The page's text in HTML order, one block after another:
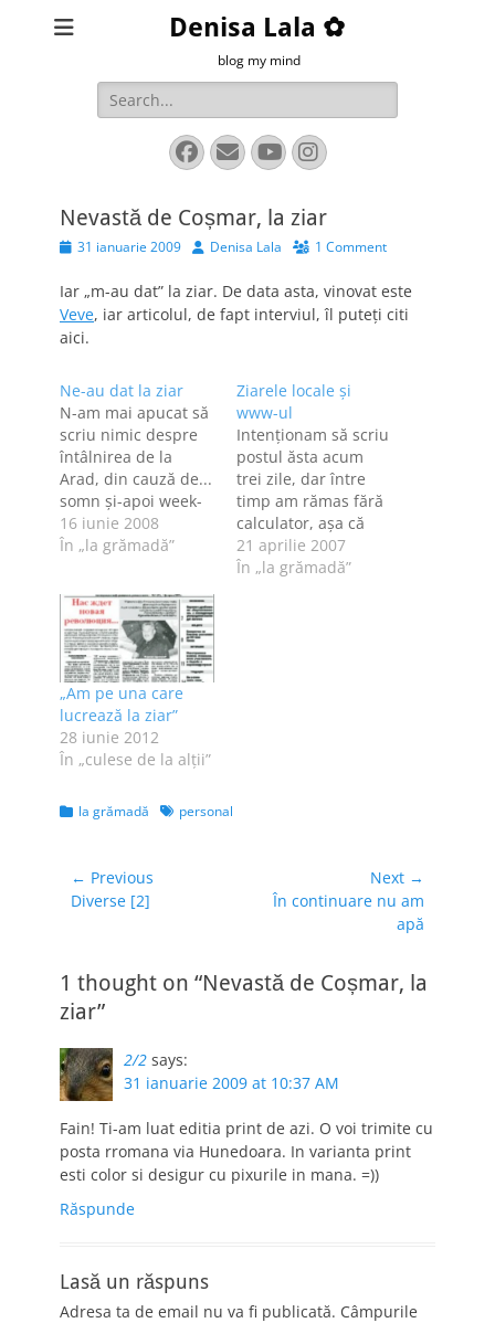
Denisa Lala ✿
blog my mind
Search
for:
Facebook
EmailYouTube
Instagram
Nevastă de Coșmar, la ziar
Posted
31 ianuarie 2009 AuthorDenisa Lala 1 Comment
Iar „m-au dat” la ziar. De data asta, vinovat este
Veve, iar articolul, de fapt interviul, îl puteți citi
aici.
Ne-au dat la ziar
N-am mai apucat să
scriu nimic despre
întâlnirea de la
Arad, din cauză de...
somn şi-apoi week-
end departe de net.
Dar au scris alţii,
Pun şi link-uri mai
târziu, acu' am de
lucru. LATER EDIT.
Iacă şi numele şi -
unde este cazul -
link-urile
participanţilor:
Mufică,…
16 iunie 2008
În „la grămadă”
Ziarele locale şi
www-ul
Intenţionam să scriu
postul ăsta acum
trei zile, dar între
timp am rămas fără
calculator, aşa că
iată-l... În judeţul
Hunedoara au
21 aprilie 2007
În „la grămadă”
„Am pe una care
lucrează la ziar”
28 iunie 2012
În „culese de la alţii”
Categories
la grămadă Tagspersonal
Navigare
în
← Previous
Previous
Diverse [2]
Next →
NextÎn continuare nu am
apă
1 thought on “Nevastă de Coșmar, la
ziar”
2/2 says:
31 ianuarie 2009 at 10:37 AM
Fain! Ti-am luat editia print de azi. O voi trimite cu
posta rromana via Hunedoara. In varianta print
esti color si desigur cu pixurile in mana. =))
Răspunde
Lasă un răspuns
Adresa ta de email nu va fi publicată. Câmpurile